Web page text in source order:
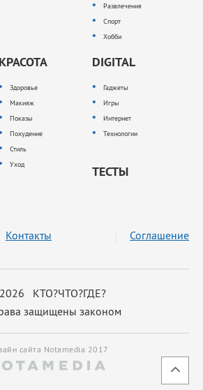
Развлечения
Спорт
Хобби
КРАСОТА
Здоровье
Макияж
Показы
Похудение
Стиль
Уход
DIGITAL
Гаджеты
Игры
Интернет
Технологии
ТЕСТЫ
КТО?ЧТО?ГДЕ?
защищены законом
Контакты Соглашение
сайта Notamedia 2017